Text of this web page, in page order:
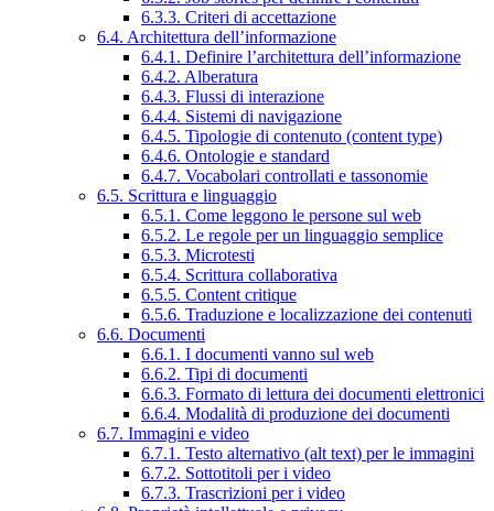
6.3.3. Criteri di accettazione
6.4. Architettura dell’informazione
6.4.1. Definire l’architettura dell’informazione
6.4.2. Alberatura
6.4.3. Flussi di interazione
6.4.4. Sistemi di navigazione
6.4.5. Tipologie di contenuto (content type)
6.4.6. Ontologie e standard
6.4.7. Vocabolari controllati e tassonomie
6.5. Scrittura e linguaggio
6.5.1. Come leggono le persone sul web
6.5.2. Le regole per un linguaggio semplice
6.5.3. Microtesti
6.5.4. Scrittura collaborativa
6.5.5. Content critique
6.5.6. Traduzione e localizzazione dei contenuti
6.6. Documenti
6.6.1. I documenti vanno sul web
6.6.2. Tipi di documenti
6.6.3. Formato di lettura dei documenti elettronici
6.6.4. Modalità di produzione dei documenti
6.7. Immagini e video
6.7.1. Testo alternativo (alt text) per le immagini
6.7.2. Sottotitoli per i video
6.7.3. Trascrizioni per i video